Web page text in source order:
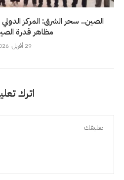
الصين.. سحر الشرق: المركز
مظاهر قدرة
29 أفريل، 2026
اترك